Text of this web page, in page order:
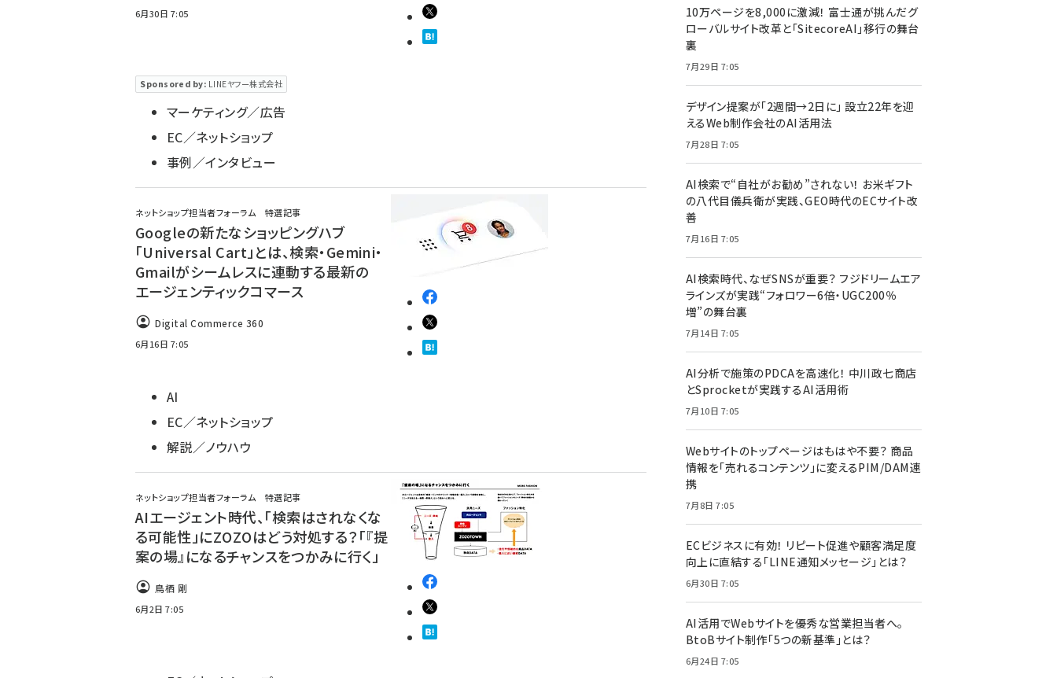
6月30日 7:05
Sponsored by: LINEヤフー株式会社
マーケティング／広告
EC／ネットショップ
事例／インタビュー
ネットショップ担当者フォーラム 特選記事
Googleの新たなショッピングハブ
「Universal Cart」とは、検索・Gemini・
Gmailがシームレスに連動する最新の
エージェンティックコマース
Digital Commerce 360
6月16日 7:05
AI
EC／ネットショップ
解説／ノウハウ
ネットショップ担当者フォーラム 特選記事
AIエージェント時代、「検索はされなくな
る可能性」にZOZOはどう対処する？「『提
案の場』になるチャンスをつかみに行く」
鳥栖 剛
6月2日 7:05
10万ページを8,000に激減！ 富士通が挑んだグ
ローバルサイト改革と「SitecoreAI」移行の舞台
裏
7月29日 7:05
デザイン提案が「2週間→2日に」 設立22年を迎
えるWeb制作会社のAI活用法
7月28日 7:05
AI検索で“自社がお勧め”されない！ お米ギフト
の八代目儀兵衛が実践、GEO時代のECサイト改
善
7月16日 7:05
AI検索時代、なぜSNSが重要？ フジドリームエア
ラインズが実践“フォロワー6倍・UGC200％
増”の舞台裏
7月14日 7:05
AI分析で施策のPDCAを高速化！ 中川政七商店
とSprocketが実践するAI活用術
7月10日 7:05
Webサイトのトップページはもはや不要？ 商品
情報を「売れるコンテンツ」に変えるPIM/DAM連
携
7月8日 7:05
ECビジネスに有効！ リピート促進や顧客満足度
向上に直結する「LINE通知メッセージ」とは？
6月30日 7:05
AI活用でWebサイトを優秀な営業担当者へ。
BtoBサイト制作「5つの新基準」とは？
6月24日 7:05